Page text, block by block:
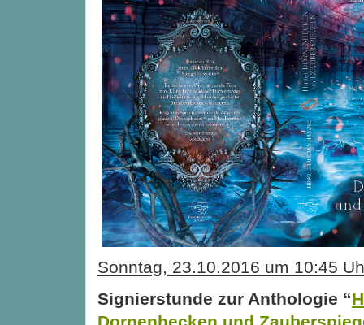
Sonntag, 23.10.2016 um 10:45
Signierstunde zur Anthologie “